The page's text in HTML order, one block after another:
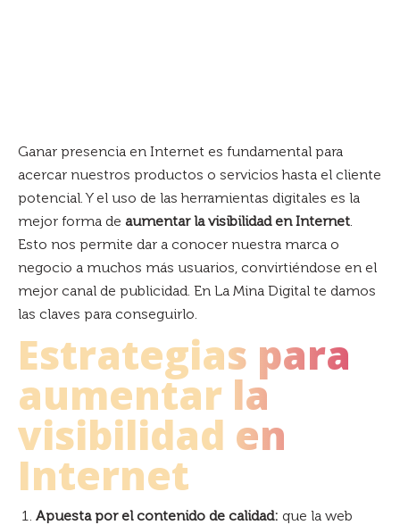
Ganar presencia en Internet es fundamental para
acercar nuestros productos o servicios hasta el cliente
potencial. Y el uso de las herramientas digitales es la
mejor forma de aumentar la visibilidad en Internet.
Esto nos permite dar a conocer nuestra marca o
negocio a muchos más usuarios, convirtiéndose en el
mejor canal de publicidad. En La Mina Digital te damos
las claves para conseguirlo.
Estrategias para
aumentar la
visibilidad en
Internet
Apuesta por el contenido de calidad: que la web